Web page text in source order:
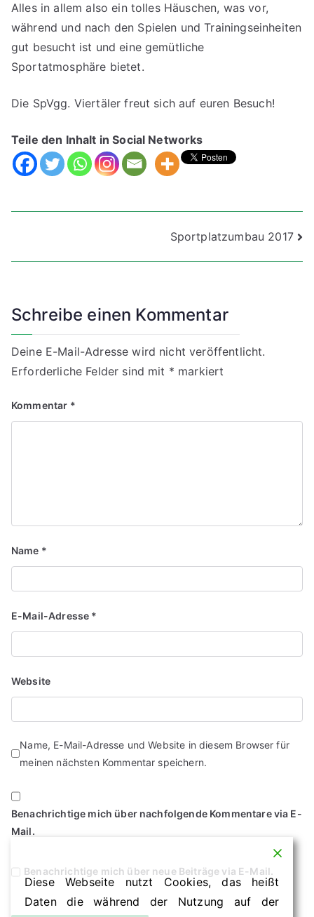
Alles in allem also ein tolles Häuschen, was vor,
während und nach den Spielen und Trainingseinheiten
gut besucht ist und eine gemütliche
Sportatmosphäre bietet.
Die SpVgg. Viertäler freut sich auf euren Besuch!
Teile den Inhalt in Social Networks
BeitragsnavigationSportplatzumbau 2017
Schreibe einen Kommentar
Deine E-Mail-Adresse wird nicht veröffentlicht.
Erforderliche Felder sind mit * markiert
Kommentar *
Name *
E-Mail-Adresse *
Website
Name, E-Mail-Adresse und Website in diesem Browser für
meinen nächsten Kommentar speichern.
Benachrichtige mich über nachfolgende Kommentare via E-
Mail.
Benachrichtige mich über neue Beiträge via E-Mail.
Diese Webseite nutzt Cookies, das heißt
Daten die während der Nutzung auf der